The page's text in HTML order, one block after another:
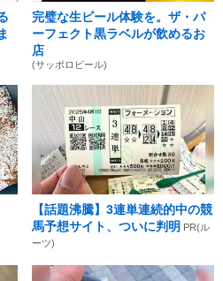
完璧な生ビール体験を。ザ・パ
ーフェクト黒ラベルが飲めるお
店
(サッポロビール)
【話題沸騰】3連単連続的中の競
馬予想サイト、ついに判明 PR(ル
ーツ)